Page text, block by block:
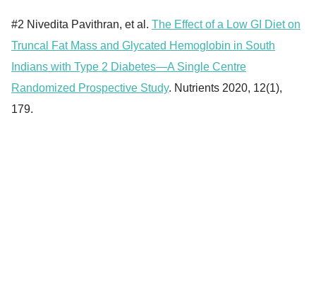
#2 Nivedita Pavithran, et al. The Effect of a Low GI Diet on
Truncal Fat Mass and Glycated Hemoglobin in South
Indians with Type 2 Diabetes—A Single Centre
Randomized Prospective Study. Nutrients 2020, 12(1),
179.